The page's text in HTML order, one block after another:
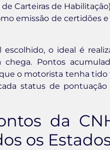
Carteiras de
emissão de certidões
o ideal é
Pontos
o motorista tenha
status de
da
os